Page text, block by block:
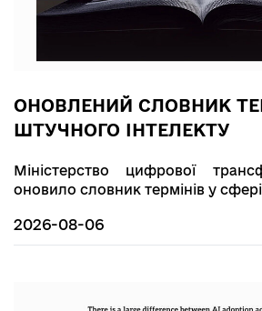
ОНОВЛЕНИЙ СЛОВНИК
ШТУЧНОГО ІНТЕЛЕКТУ
Міністерство цифрової
оновило словник термінів у
2026-08-06